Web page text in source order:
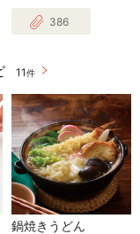
386
11 件
鍋焼きうどん